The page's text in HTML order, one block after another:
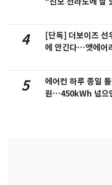
4
[단독] 더보이즈 선
에 안긴다…앳에어
5
에어컨 하루 종일
원…450kWh 넘으